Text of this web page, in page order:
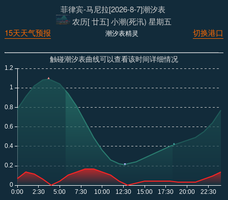
菲律宾-马尼拉[2026-8-7]潮汐表
农历[ 廿五] 小潮(死汛) 星期五
切换港口
潮汐表精灵
15天天气预报
触碰潮汐表曲线可以查看该时间详细情况